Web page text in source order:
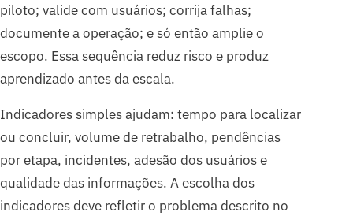
piloto; valide com usuários; corrija falhas;
documente a operação; e só então amplie o
escopo. Essa sequência reduz risco e produz
aprendizado antes da escala.
Indicadores simples ajudam: tempo para localizar
ou concluir, volume de retrabalho, pendências
por etapa, incidentes, adesão dos usuários e
qualidade das informações. A escolha dos
indicadores deve refletir o problema descrito no